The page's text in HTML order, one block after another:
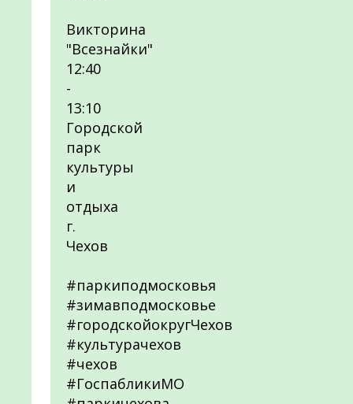
Викторина
"Всезнайки"
12:40
-
13:10
Городской
парк
культуры
и
отдыха
г.
Чехов
#паркиподмосковья
#зимавподмосковье
#городскойокругЧехов
#культурачехов
#чехов
#ГоспабликиМО